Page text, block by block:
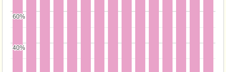
40%
40%
60%
60%